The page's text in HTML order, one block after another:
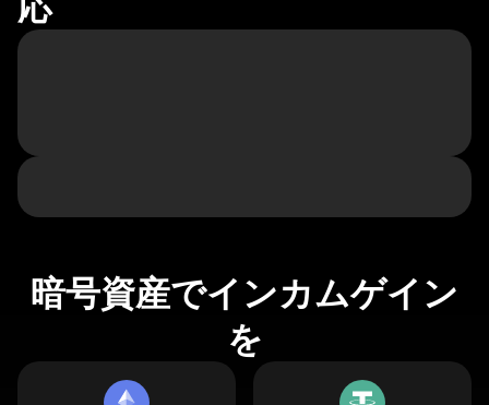
暗号資産でインカムゲイン
を